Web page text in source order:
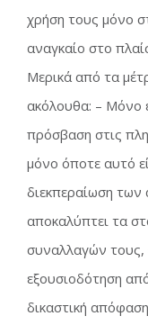
χρήση τους μόνο
αναγκαίο στο
Μερικά από τα
ακόλουθα: – Μόνο
πρόσβαση στις
μόνο όποτε αυτό
διεκπεραίωση των
αποκαλύπτει τα
συναλλαγών τους,
εξουσιοδότηση
δικαστική